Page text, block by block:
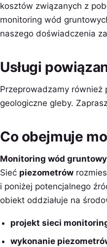
kosztów związanych z
monitoring wód
naszego doświadczenia
Usługi
Przeprowadzamy również
geologiczne gleby.
Co obejmuje
Monitoring wód
Sieć piezometrów
i poniżej potencjalnego
obiekt oddziałuje na
projekt sieci
wykonanie